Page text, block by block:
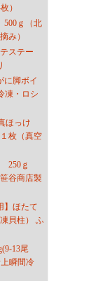
）
ｇ（北
み）
ステー
に脚ボイ
凍・ロシ
ほっけ
枚（真空
250ｇ
谷商店製
】ほたて
貝柱） ふ
13尾
瞬間冷